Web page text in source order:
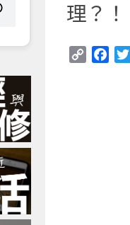
理？！
Copy